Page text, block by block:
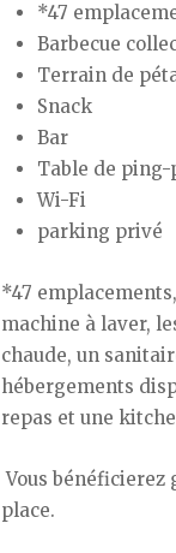
*47
Barbecue
Terrain de
Snack
Bar
Table de ping-
Wi-Fi
parking privé
*47
machine à laver,
chaude, un
hébergements
repas et une
Vous
place.